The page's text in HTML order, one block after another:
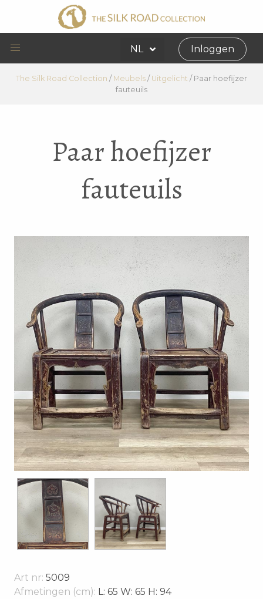
NL Inloggen
The Silk Road Collection / Meubels / Uitgelicht / Paar hoefijzer
fauteuils
Paar hoefijzer
fauteuils
Art nr: 5009
Afmetingen (cm): L: 65 W: 65 H: 94